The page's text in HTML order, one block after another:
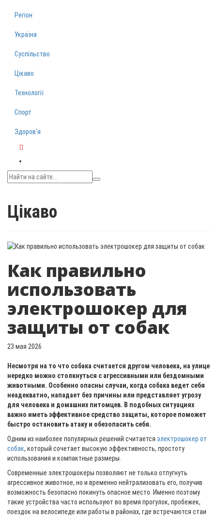
Регіон
Україна
Суспільство
Цікаво
Технології
Спорт
Здоров‘я
Цікаво
Как правильно
использовать
электрошокер для
защиты от собак
23 мая 2026
Несмотря на то что собака считается другом человека, на улице
нередко можно столкнуться с агрессивными или бездомными
животными. Особенно опасны случаи, когда собака ведет себя
неадекватно, нападает без причины или представляет угрозу
для человека и домашних питомцев. В подобных ситуациях
важно иметь эффективное средство защиты, которое поможет
быстро остановить атаку и обезопасить себя.
Одним из наиболее популярных решений считается электрошокер от
собак, который сочетает высокую эффективность, простоту
использования и компактные размеры.
Современные электрошокеры позволяют не только отпугнуть
агрессивное животное, но и временно нейтрализовать его, получив
возможность безопасно покинуть опасное место. Именно поэтому
такие устройства часто используют во время прогулок, пробежек,
поездок на велосипеде или работы в районах, где встречаются стаи